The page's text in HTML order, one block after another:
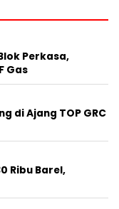
Perkasa,
Gas
di Ajang TOP GRC
Ribu Barel,